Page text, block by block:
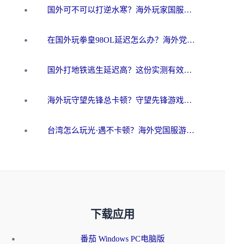
国外可不可以打逆水寒？海外玩家国服畅玩终极指南（附漫威荒野乱斗加速方案）
在国外玩拳皇98OL延迟怎么办？海外党亲测有效的低延迟指南
国外打地铁逃生延迟高？这份实测有效的低延迟指南帮你吃鸡
海外玩守望先锋总卡顿？守望先锋游戏加速器在哪里买&避坑指南（附欧洲非洲游戏实测）
台湾怎么玩光·遇不卡顿？海外党国服游戏加速终极攻略（附实测体验）
下载应用
番茄 Windows PC电脑版